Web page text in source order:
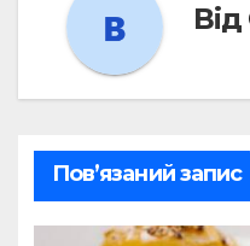
Від
Пов’язаний запис